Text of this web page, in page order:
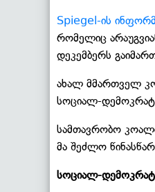
Spiegel-ის
რომელიც
დეკემბერს
ახალ მმართველ
სოციალ-
სამთავრობო
მა შეძლო
სოციალ-